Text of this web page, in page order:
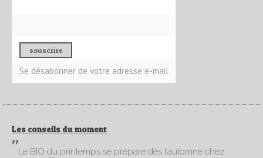
Se désabonner de votre adresse e-mail
Les conseils du moment
Le BIO du printemps se prépare dès l’automne chez